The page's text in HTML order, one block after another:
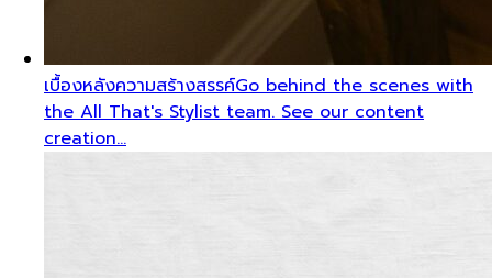
เบื้องหลังความสร้างสรรค์Go behind the scenes with
the All That's Stylist team. See our content
creation…